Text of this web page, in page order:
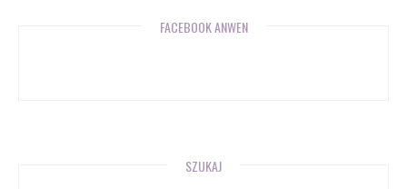
FACEBOOK ANWEN
SZUKAJ